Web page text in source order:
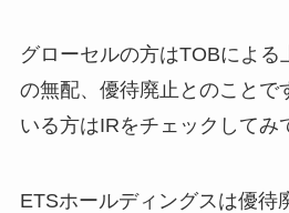
グローセルの方はTOBによる
の無配、優待廃止とのことで
いる方はIRをチェックしてみ
ETSホールディングスは優待